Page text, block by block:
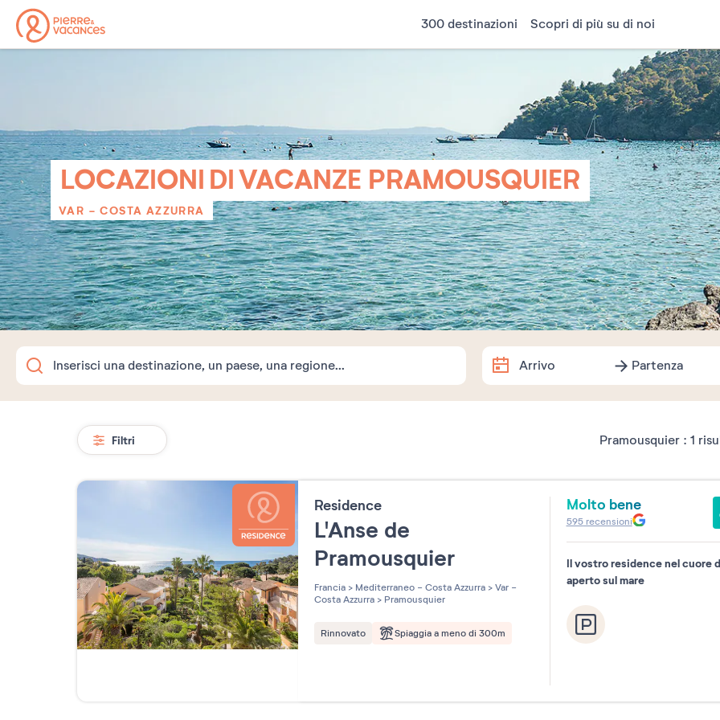
300 destinazioni Scopri di più su di noi
LOCAZIONI DI VACANZE PRAMOUSQUIER
VAR - COSTA AZZURRA
Arrivo Partenza
Ma Me Gi
1
18 19
31
Pramousquier : 1
Filtri
Residence
L'Anse de
Pramousquier
Francia > Mediterraneo - Costa Azzurra > Var -
Costa Azzurra > Pramousquier
Rinnovato Spiaggia a meno di 300m
Molto bene
595recensioni
Il vostro residence nel cuore
aperto sul mare